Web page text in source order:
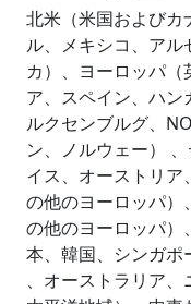
北米（米国およびカ
ル、メキシコ、アル
カ）、ヨーロッパ（
ア、スペイン、ハ
ルクセンブルグ、
ン、ノルウェー）
イス、オーストリ
の他のヨーロッパ）
の他のヨーロッパ）
本、韓国、シンガポ
、オーストラリア